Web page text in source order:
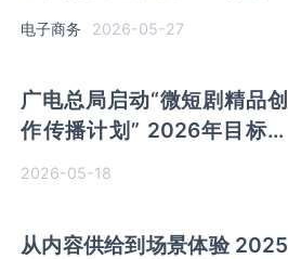
骼网上零售额同比大增
785.5%
电子商务 2026-05-27
广电总局启动“微短剧精品创
作传播计划” 2026年目标推
出千部优秀作品
2026-05-18
从内容供给到场景体验 2025